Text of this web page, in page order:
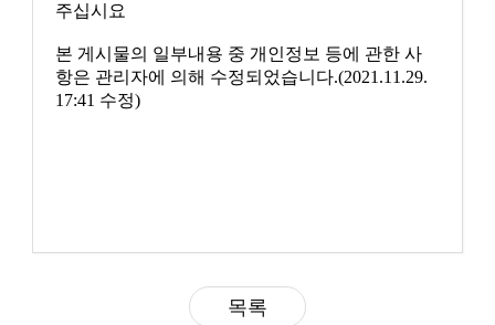
주십시요
본 게시물의 일부내용 중 개인정보 등에 관한 사
항은 관리자에 의해 수정되었습니다.(2021.11.29.
17:41 수정)
목록